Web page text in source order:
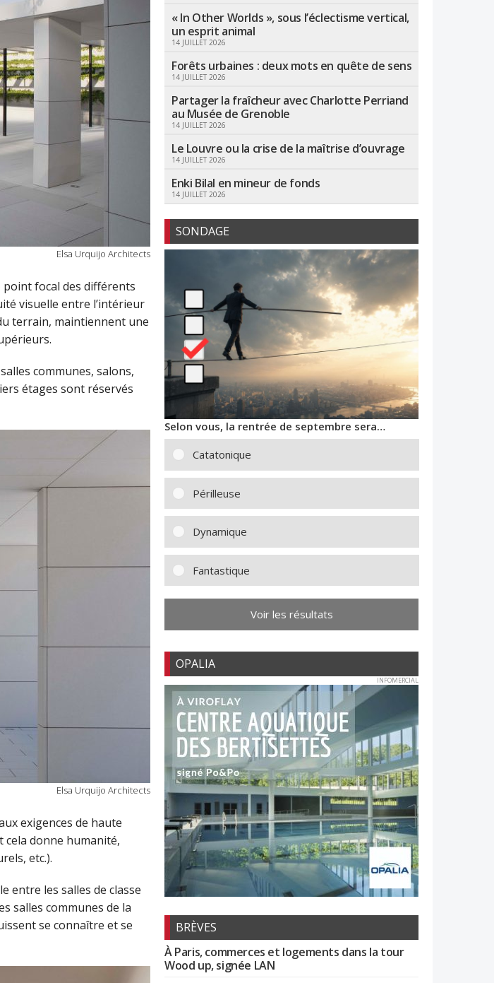
Elsa Urquijo Architects
focal des différents
visuelle entre l’intérieur
terrain, maintiennent une
communes, salons,
étages sont réservés
Elsa Urquijo Architects
exigences de haute
cela donne humanité,
etc.).
entre les salles de classe
salles communes de la
se connaître et se
« In Other Worlds », sous l’éclectisme vertical,
un esprit animal
14 JUILLET 2026
Forêts urbaines : deux mots en quête de sens
14 JUILLET 2026
Partager la fraîcheur avec Charlotte Perriand
au Musée de Grenoble
14 JUILLET 2026
Le Louvre ou la crise de la maîtrise d’ouvrage
14 JUILLET 2026
Enki Bilal en mineur de fonds
14 JUILLET 2026
SONDAGE
Selon vous, la rentrée de septembre sera…
Catatonique
Périlleuse
Dynamique
Fantastique
Voir les résultats
OPALIA
INFOMERCIAL
BRÈVES
À Paris, commerces et logements dans la tour
Wood up, signée LAN